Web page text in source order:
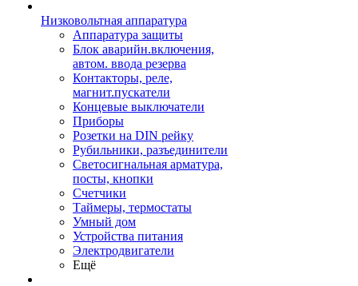
Низковольтная аппаратура
Аппаратура защиты
Блок аварийн.включения,
автом. ввода резерва
Контакторы, реле,
магнит.пускатели
Концевые выключатели
Приборы
Розетки на DIN рейку
Рубильники, разъединители
Светосигнальная арматура,
посты, кнопки
Счетчики
Таймеры, термостаты
Умный дом
Устройства питания
Электродвигатели
Ещё